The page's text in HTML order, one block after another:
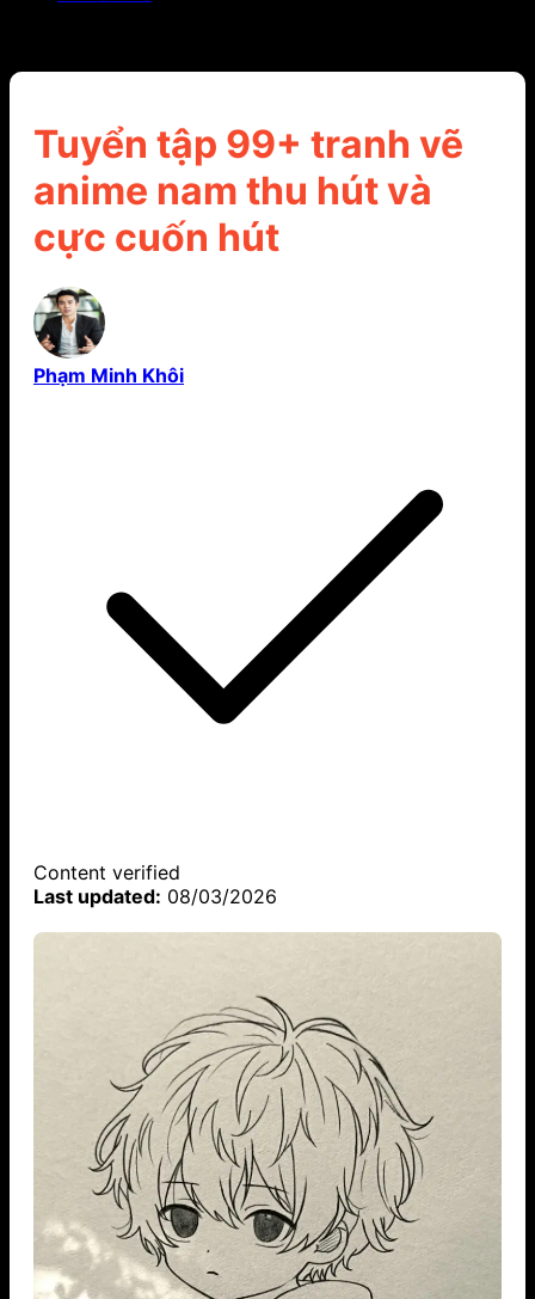
Tuyển tập 99+ tranh vẽ
anime nam thu hút và
cực cuốn hút
Phạm Minh Khôi
Content verified
Last updated: 08/03/2026